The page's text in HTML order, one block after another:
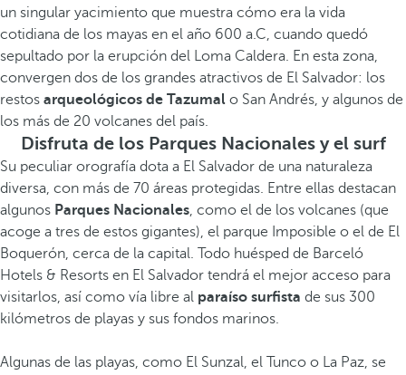
un singular yacimiento que muestra cómo era la vida
cotidiana de los mayas en el año 600 a.C, cuando quedó
sepultado por la erupción del Loma Caldera. En esta zona,
convergen dos de los grandes atractivos de El Salvador: los
restos arqueológicos de Tazumal o San Andrés, y algunos de
los más de 20 volcanes del país.
Disfruta de los Parques Nacionales y el surf
Su peculiar orografía dota a El Salvador de una naturaleza
diversa, con más de 70 áreas protegidas. Entre ellas destacan
algunos Parques Nacionales, como el de los volcanes (que
acoge a tres de estos gigantes), el parque Imposible o el de El
Boquerón, cerca de la capital. Todo huésped de Barceló
Hotels & Resorts en El Salvador tendrá el mejor acceso para
visitarlos, así como vía libre al paraíso surfista de sus 300
kilómetros de playas y sus fondos marinos.
Algunas de las playas, como El Sunzal, el Tunco o La Paz, se